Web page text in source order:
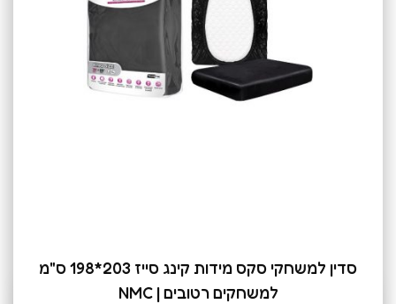
סדין למשחקי סקס מידות קינג סייז 203*198 ס"מ
למשחקים רטובים | NMC